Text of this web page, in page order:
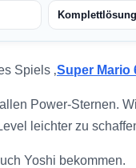
Komplettlösung
Spiels ‚Super Mario
Power-Sternen.
leichter zu
Yoshi bekommen.